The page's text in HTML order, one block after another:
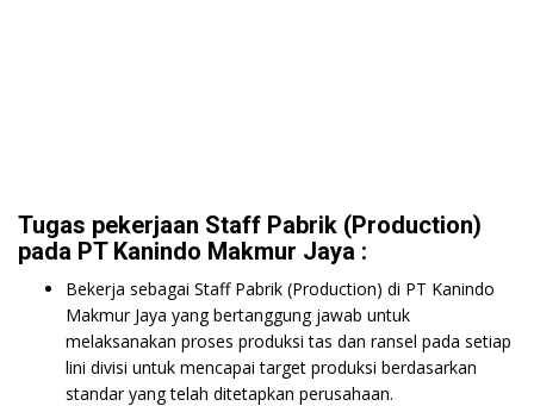
Tugas pekerjaan Staff Pabrik (Production)
pada PT Kanindo Makmur Jaya :
Bekerja sebagai Staff Pabrik (Production) di PT Kanindo
Makmur Jaya yang bertanggung jawab untuk
melaksanakan proses produksi tas dan ransel pada setiap
lini divisi untuk mencapai target produksi berdasarkan
standar yang telah ditetapkan perusahaan.